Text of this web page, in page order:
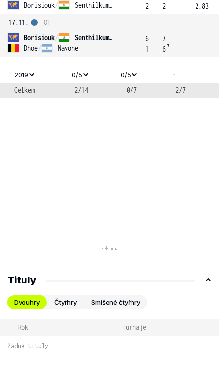
Borisiouk/ Senthilkumar
2
2
2.83
17.11.
Borisiouk/
Senthilkumar
Dhoe/ Navone
OF
6
1
7
67
2019 0/5 0/5
-
Celkem
2/14 0/7 2/7
Tituly
Dvouhry Čtyřhry Smíšené čtyřhry
Rok Turnaje
Žádné tituly